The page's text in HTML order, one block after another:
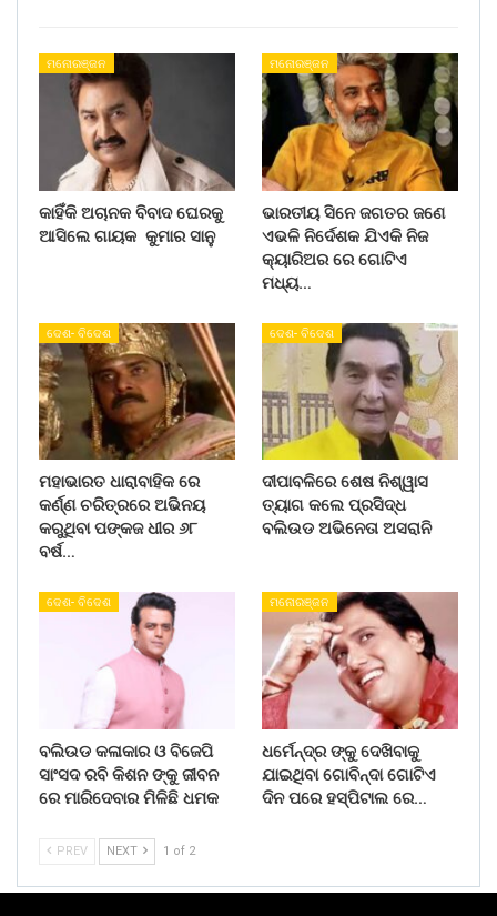
ମନୋରଞ୍ଜନ
କାହିଁକି ଅଚାନକ ବିବାଦ ଘେରକୁ
ଆସିଲେ ଗାୟକ କୁମାର ସାନୁ
ମନୋରଞ୍ଜନ
ଭାରତୀୟ ସିନେ ଜଗତର ଜଣେ
ଏଭଳି ନିର୍ଦେଶକ ଯିଏକି ନିଜ
କ୍ୟାରିଅର ରେ ଗୋଟିଏ
ମଧ୍ୟ…
ଦେଶ- ବିଦେଶ
ମହାଭାରତ ଧାରାବାହିକ ରେ
କର୍ଣ୍ଣ ଚରିତ୍ରରେ ଅଭିନୟ
କରୁଥିବା ପଙ୍କଜ ଧୀର ୬୮
ବର୍ଷ…
ଦେଶ- ବିଦେଶ
ଦୀପାବଳିରେ ଶେଷ ନିଶ୍ୱାସ
ତ୍ୟାଗ କଲେ ପ୍ରସିଦ୍ଧ
ବଲିଉଡ ଅଭିନେତା ଅସରାନି
ଦେଶ- ବିଦେଶ
ବଲିଉଡ କଳାକାର ଓ ବିଜେପି
ସାଂସଦ ରବି କିଶନ ଙ୍କୁ ଜୀବନ
ରେ ମାରିଦେବାର ମିଳିଛି ଧମକ
ମନୋରଞ୍ଜନ
ଧର୍ମେନ୍ଦ୍ର ଙ୍କୁ ଦେଖିବାକୁ
ଯାଇଥିବା ଗୋବିନ୍ଦା ଗୋଟିଏ
ଦିନ ପରେ ହସ୍ପିଟାଲ ରେ…
PREV NEXT 1 of 2